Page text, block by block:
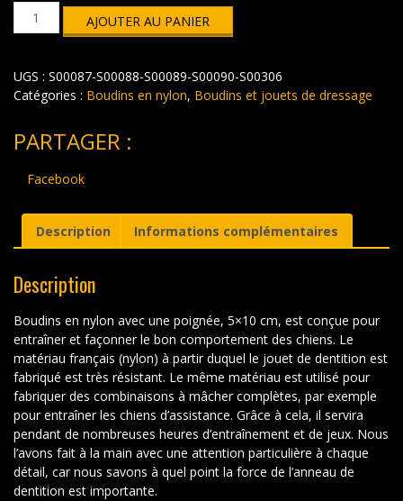
quantité
5x10cm
AJOUTER AU PANIER
UGS : S00087-S00088-S00089-S00090-S00306
Catégories : Boudins en nylon, Boudins et jouets de dressage
PARTAGER :
Facebook
Description Informations complémentaires
Description
Boudins en nylon avec une poignée, 5×10 cm, est conçue pour
entraîner et façonner le bon comportement des chiens. Le
matériau français (nylon) à partir duquel le jouet de dentition est
fabriqué est très résistant. Le même matériau est utilisé pour
fabriquer des combinaisons à mâcher complètes, par exemple
pour entraîner les chiens d’assistance. Grâce à cela, il servira
pendant de nombreuses heures d’entraînement et de jeux. Nous
l’avons fait à la main avec une attention particulière à chaque
détail, car nous savons à quel point la force de l’anneau de
dentition est importante.